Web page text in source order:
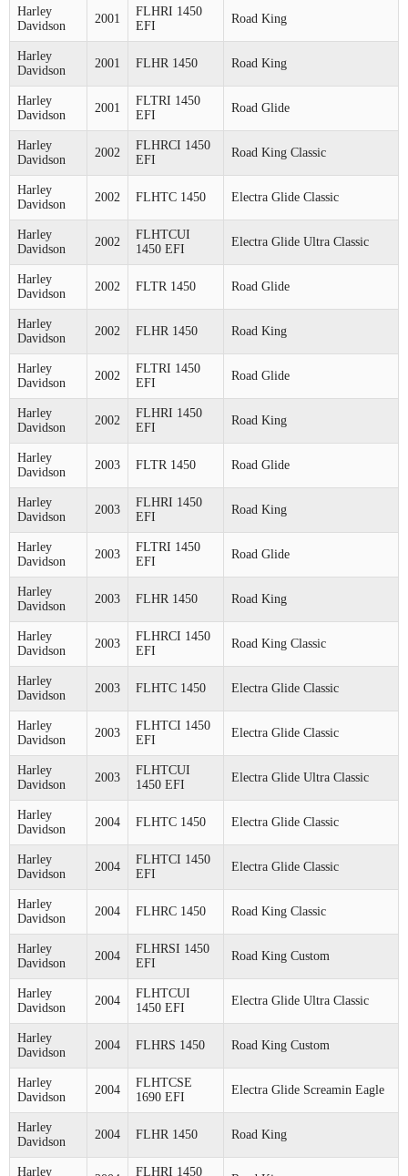
Harley
Davidson
2001
FLHRI 1450
EFI
Road King
Harley
Davidson
2001 FLHR 1450 Road King
Harley
Davidson
2001
FLTRI 1450
EFI
Road Glide
Harley
Davidson
2002
FLHRCI 1450
EFI
Road King Classic
Harley
Davidson
2002 FLHTC 1450 Electra Glide Classic
Harley
Davidson
2002
FLHTCUI
1450 EFI
Electra Glide Ultra Classic
Harley
Davidson
2002 FLTR 1450 Road Glide
Harley
Davidson
2002 FLHR 1450 Road King
Harley
Davidson
2002
FLTRI 1450
EFI
Road Glide
Harley
Davidson
2002
FLHRI 1450
EFI
Road King
Harley
Davidson
2003 FLTR 1450 Road Glide
Harley
Davidson
2003
FLHRI 1450
EFI
Road King
Harley
Davidson
2003
FLTRI 1450
EFI
Road Glide
Harley
Davidson
2003 FLHR 1450 Road King
Harley
Davidson
2003
FLHRCI 1450
EFI
Road King Classic
Harley
Davidson
2003 FLHTC 1450 Electra Glide Classic
Harley
Davidson
2003
FLHTCI 1450
EFI
Electra Glide Classic
Harley
Davidson
2003
FLHTCUI
1450 EFI
Electra Glide Ultra Classic
Harley
Davidson
2004 FLHTC 1450 Electra Glide Classic
Harley
Davidson
2004
FLHTCI 1450
EFI
Electra Glide Classic
Harley
Davidson
2004 FLHRC 1450 Road King Classic
Harley
Davidson
2004
FLHRSI 1450
EFI
Road King Custom
Harley
Davidson
2004
FLHTCUI
1450 EFI
Electra Glide Ultra Classic
Harley
Davidson
2004 FLHRS 1450 Road King Custom
Harley
Davidson
2004
FLHTCSE
1690 EFI
Electra Glide Screamin Eagle
Harley
Davidson
2004 FLHR 1450 Road King
Harley FLHRI 1450